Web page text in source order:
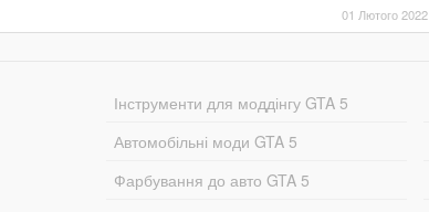
01 Лютого 2022
Інструменти для моддінгу GTA 5
Автомобільні моди GTA 5
Фарбування до авто GTA 5